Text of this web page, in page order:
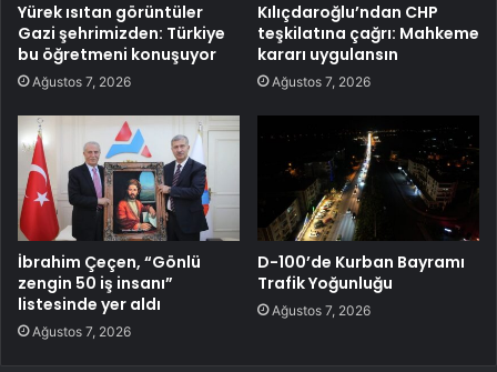
Yürek ısıtan görüntüler
Gazi şehrimizden: Türkiye
bu öğretmeni konuşuyor
Ağustos 7, 2026
Kılıçdaroğlu’ndan CHP
teşkilatına çağrı: Mahkeme
kararı uygulansın
Ağustos 7, 2026
İbrahim Çeçen, “Gönlü
zengin 50 iş insanı”
listesinde yer aldı
Ağustos 7, 2026
D-100’de Kurban Bayramı
Trafik Yoğunluğu
Ağustos 7, 2026